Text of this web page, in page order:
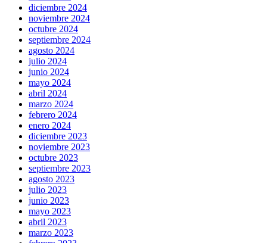
diciembre 2024
noviembre 2024
octubre 2024
septiembre 2024
agosto 2024
julio 2024
junio 2024
mayo 2024
abril 2024
marzo 2024
febrero 2024
enero 2024
diciembre 2023
noviembre 2023
octubre 2023
septiembre 2023
agosto 2023
julio 2023
junio 2023
mayo 2023
abril 2023
marzo 2023